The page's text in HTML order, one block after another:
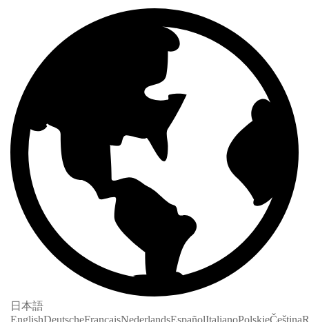
日本語
EnglishDeutscheFrançaisNederlandsEspañolItalianoPolskieČeština